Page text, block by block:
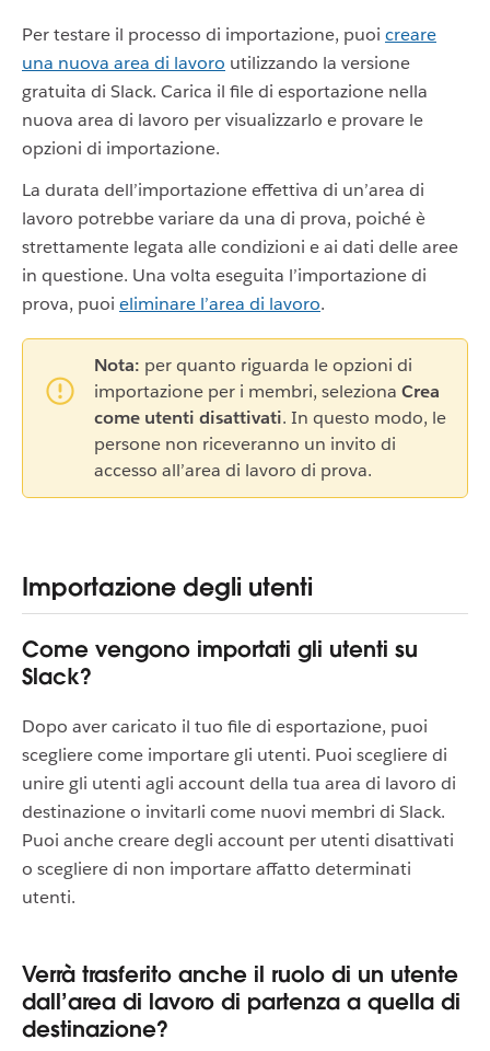
Per testare il processo di importazione, puoi creare
una nuova area di lavoro utilizzando la versione
gratuita di Slack. Carica il file di esportazione nella
nuova area di lavoro per visualizzarlo e provare le
opzioni di importazione.
La durata dell’importazione effettiva di un’area di
lavoro potrebbe variare da una di prova, poiché è
strettamente legata alle condizioni e ai dati delle aree
in questione. Una volta eseguita l’importazione di
prova, puoi eliminare l’area di lavoro.
Nota: per quanto riguarda le opzioni di
importazione per i membri, seleziona Crea
come utenti disattivati. In questo modo, le
persone non riceveranno un invito di
accesso all’area di lavoro di prova.
Importazione degli utenti
Come vengono importati gli utenti su
Slack?
Dopo aver caricato il tuo file di esportazione, puoi
scegliere come importare gli utenti. Puoi scegliere di
unire gli utenti agli account della tua area di lavoro di
destinazione o invitarli come nuovi membri di Slack.
Puoi anche creare degli account per utenti disattivati
o scegliere di non importare affatto determinati
utenti.
Verrà trasferito anche il ruolo di un utente
dall’area di lavoro di partenza a quella di
destinazione?